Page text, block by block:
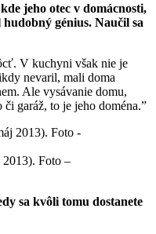
jeho otec v domácnosti,
génius. Naučil sa
V kuchyni však nie je
nevaril, mali doma
Ale vysávanie domu,
garáž, to je jeho doména.”
2013). Foto –
sa kvôli tomu dostanete